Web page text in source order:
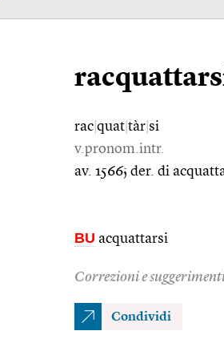
rac quat tàr si
v.pronom.intr.
av. 1566; der. di
BU acquattarsi
Correzioni e
Condividi